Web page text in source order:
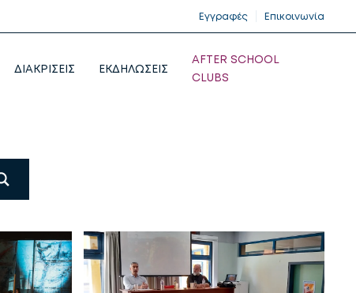
Εγγραφές Επικοινωνία
ΔΙΑΚΡΙΣΕΙΣ ΕΚΔΗΛΩΣΕΙΣ
AFTER SCHOOL
CLUBS